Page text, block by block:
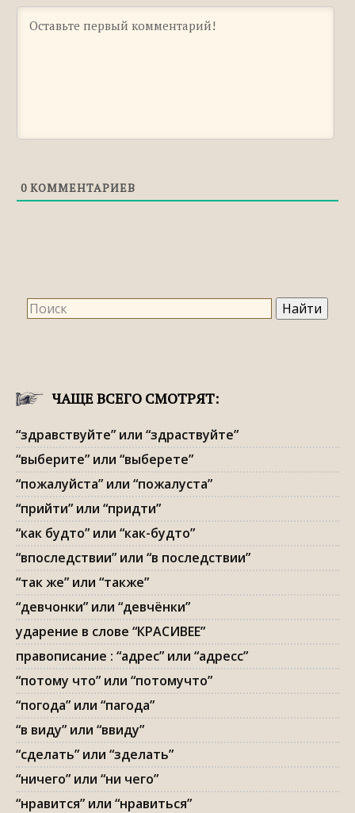
0 КОММЕНТАРИЕВ
ЧАЩЕ ВСЕГО СМОТРЯТ:
“здравствуйте” или “здраствуйте”
“выберите” или “выберете”
“пожалуйста” или “пожалуста”
“прийти” или “придти”
“как будто” или “как-будто”
“впоследствии” или “в последствии”
“так же” или “также”
“девчонки” или “девчёнки”
ударение в слове “КРАСИВЕЕ”
правописание : “адрес” или “адресс”
“потому что” или “потомучто”
“погода” или “пагода”
“в виду” или “ввиду”
“сделать” или “зделать”
“ничего” или “ни чего”
“нравится” или “нравиться”